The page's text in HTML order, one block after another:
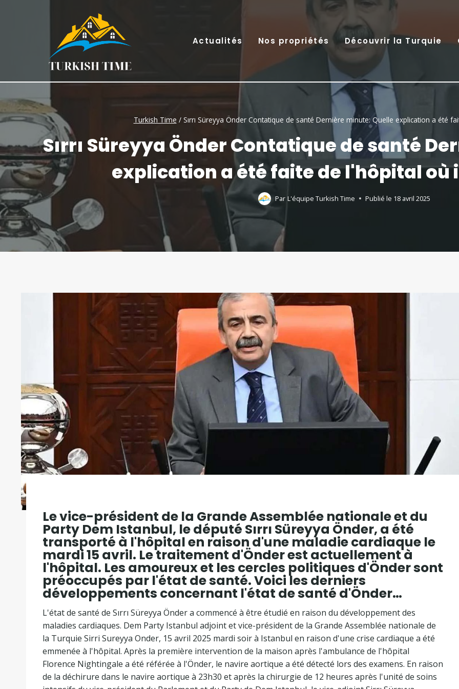
Actualités Nos propriétés Découvrir la Turquie
Turkish Time / Sırrı Süreyya Önder Contatique de santé Dernière minute: Quelle explication a été
Sırrı Süreyya Önder Contatique de santé
explication a été faite de l'hôpital où
Par L'équipe Turkish Time Publié le 18 avril 2025
Le vice-président de la Grande Assemblée nationale et du
Party Dem Istanbul, le député Sırrı Süreyya Önder, a été
transporté à l'hôpital en raison d'une maladie cardiaque le
mardi 15 avril. Le traitement d'Önder est actuellement à
l'hôpital. Les amoureux et les cercles politiques d'Önder sont
préoccupés par l'état de santé. Voici les derniers
développements concernant l'état de santé d'Önder…
L'état de santé de Sırrı Süreyya Önder a commencé à être étudié en raison du développement des
maladies cardiaques. Dem Party Istanbul adjoint et vice-président de la Grande Assemblée nationale de
la Turquie Sirri Sureyya Onder, 15 avril 2025 mardi soir à Istanbul en raison d'une crise cardiaque a été
emmenée à l'hôpital. Après la première intervention de la maison après l'ambulance de l'hôpital
Florence Nightingale a été référée à l'Önder, le navire aortique a été détecté lors des examens. En raison
de la déchirure dans le navire aortique à 23h30 et après la chirurgie de 12 heures après l'unité de soins